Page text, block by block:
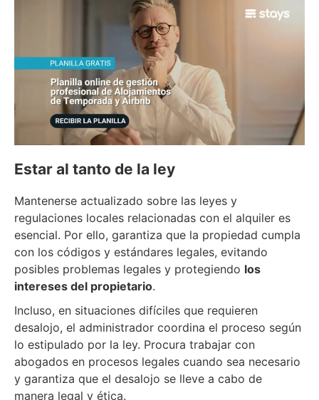
Estar al tanto de la ley
Mantenerse actualizado sobre las leyes y
regulaciones locales relacionadas con el alquiler es
esencial. Por ello, garantiza que la propiedad cumpla
con los códigos y estándares legales, evitando
posibles problemas legales y protegiendo los
intereses del propietario.
Incluso, en situaciones difíciles que requieren
desalojo, el administrador coordina el proceso según
lo estipulado por la ley. Procura trabajar con
abogados en procesos legales cuando sea necesario
y garantiza que el desalojo se lleve a cabo de
manera legal y ética.